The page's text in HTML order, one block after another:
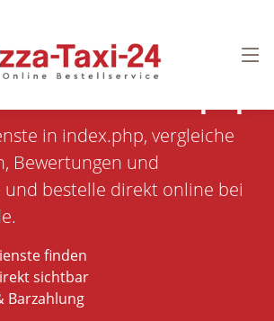
in index.php, vergleiche
Bewertungen und
bestelle direkt online bei
finden
sichtbar
Barzahlung